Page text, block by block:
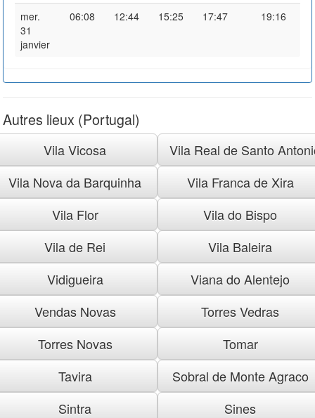
mer.
31
janvier
06:08 12:44 15:25 17:47 19:16
Autres lieux (Portugal)
Vila Vicosa
Vila Real de Santo
Vila Nova da Barquinha
Vila Franca de Xira
Vila Flor
Vila do Bispo
Vila de Rei
Vila Baleira
Vidigueira
Viana do Alentejo
Vendas Novas
Torres Vedras
Torres Novas
Tomar
Tavira
Sobral de Monte Agraco
Sintra
Sines